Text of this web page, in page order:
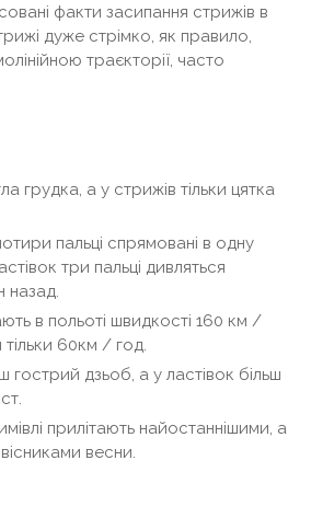
факти засипання стрижів в
дуже стрімко, як правило,
траєкторії, часто
грудка, а у стрижів тільки цятка
пальці спрямовані в одну
три пальці дивляться
назад.
в польоті швидкості 160 км /
тільки 60км / год.
гострий дзьоб, а у ластівок більш
прилітають найостаннішими, а
весни.